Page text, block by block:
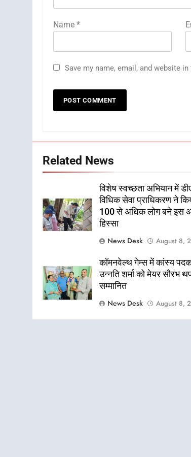
Name *
Save my name, email, and website
Related News
विशेष स्वच्छता अभियान में
विधिक सेवा प्राधिकरण ने
100 से अधिक लोग बने इस
हिस्सा
News Desk
August 8,
कॉमनवेल्थ गेम्स में कांस्य
उन्नति शर्मा को मेयर सौरभ
सम्मानित
News Desk
August 8,